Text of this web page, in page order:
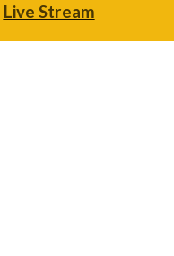
Live Stream